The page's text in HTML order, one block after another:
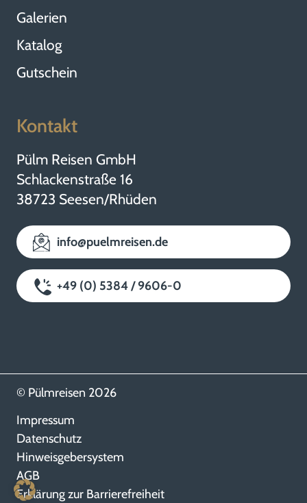
Galerien
Katalog
Gutschein
Kontakt
Pülm Reisen GmbH
Schlackenstraße 16
38723 Seesen/Rhüden
info@puelmreisen.de
+49 (0) 5384 / 9606-0
© Pülmreisen 2026
Impressum
Datenschutz
Hinweisgebersystem
AGB
Erklärung zur Barrierefreiheit